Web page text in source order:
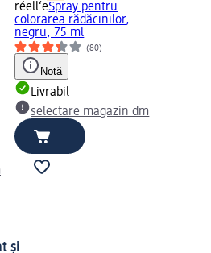
réell‘eSpray pentru
colorarea rădăcinilor,
negru, 75 ml
(80)
Notă
Livrabil
selectare magazin dm
și